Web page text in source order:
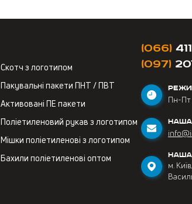
Скотч з логотипом
Пакувальні пакети ПНТ / ПВТ
Активовані ПЕ пакети
Поліетиленовий рукав з логотипом
Мішки поліетиленові з логотипом
Бахили поліетиленові оптом
(066)
(097)
Пн-Пт
м.